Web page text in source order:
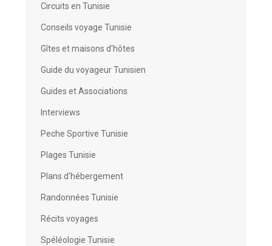
Circuits en Tunisie
Conseils voyage Tunisie
Gîtes et maisons d'hôtes
Guide du voyageur Tunisien
Guides et Associations
Interviews
Peche Sportive Tunisie
Plages Tunisie
Plans d'hébergement
Randonnées Tunisie
Récits voyages
Spéléologie Tunisie